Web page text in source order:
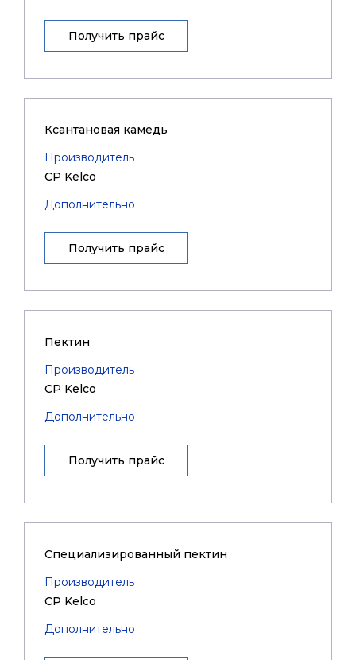
Получить прайс
Ксантановая камедь
Производитель
CP Kelco
Дополнительно
Получить прайс
Пектин
Производитель
CP Kelco
Дополнительно
Получить прайс
Специализированный пектин
Производитель
CP Kelco
Дополнительно